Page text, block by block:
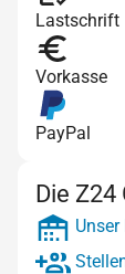
Lastschrift
Vorkasse
PayPal
Die Z24